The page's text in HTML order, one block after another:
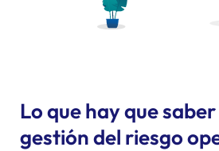
Lo que hay que
gestión del riesgo